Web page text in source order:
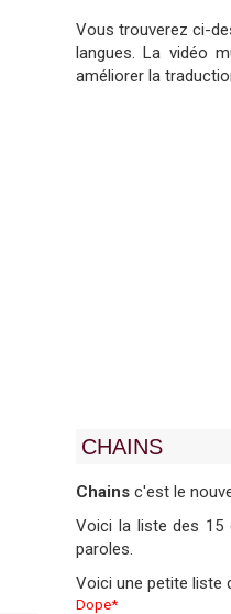
Vous trouverez ci-
langues. La vidéo
améliorer la
CHAINS
Chains c'est le
Voici la liste des 15
paroles.
Voici une petite liste
Dope*